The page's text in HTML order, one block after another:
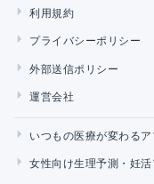
利用規約
プライバシーポリシー
外部送信ポリシー
運営会社
いつもの医療が変わるア
女性向け生理予測・妊